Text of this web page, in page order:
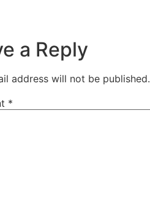
a Reply
address will not be published.
*